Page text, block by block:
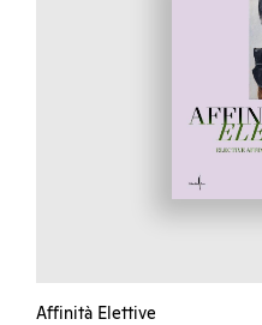
Affinità Elettive